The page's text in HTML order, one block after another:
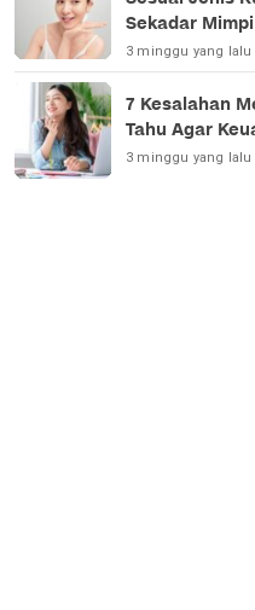
Sekadar Mimpi
3 minggu yang lalu
7 Kesalahan
Tahu Agar
3 minggu yang lalu